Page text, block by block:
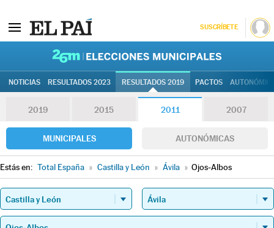
SUSCRÍBETE
NOTICIAS RESULTADOS 2023 RESULTADOS 2019 PACTOS
2019 2015 2011 2007
MUNICIPALES AUTONÓMICAS
Estás en: Total España » Castilla y León » Ávila » Ojos-Albos